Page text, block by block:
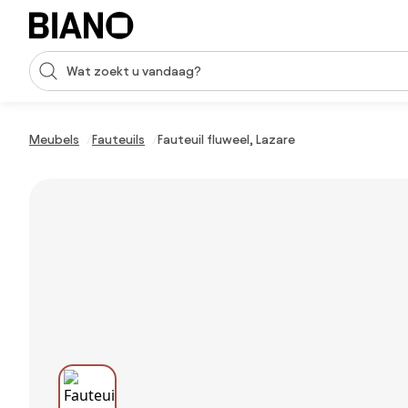
Navigatie overslaan, naar inhoud springen
Zoekopdracht invoeren
Meubels Fauteuils Fauteuil fluweel, Lazare